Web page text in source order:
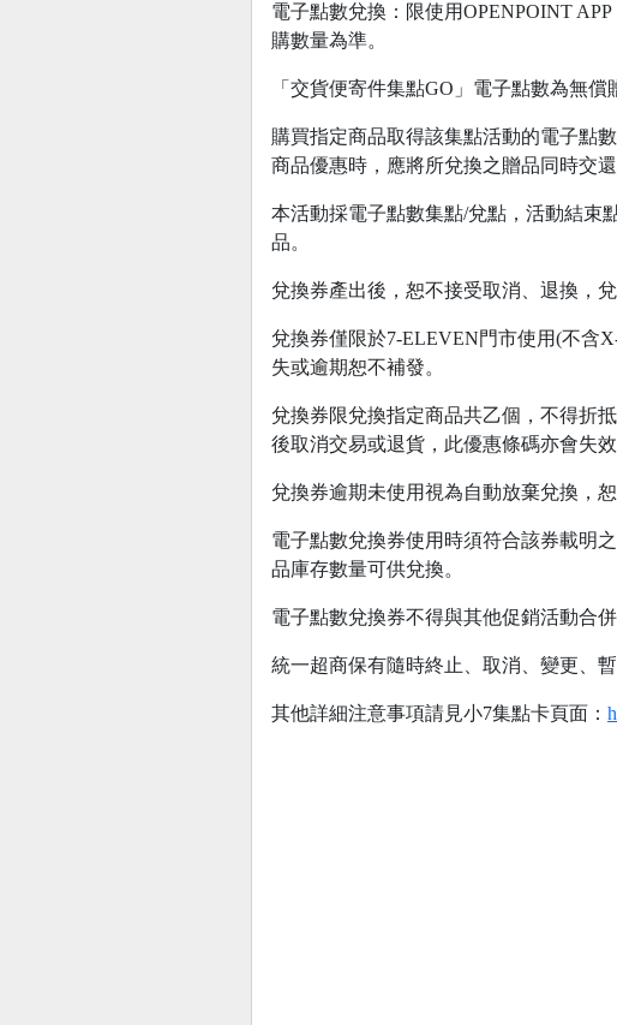
電子點數兌換：限使用OPENPOINT
購數量為準。
「交貨便寄件集點GO」電子點數為無
購買指定商品取得該集點活動的電子點
商品優惠時，應將所兌換之贈品同時交
本活動採電子點數集點/兌點，活動結束
品。
兌換券產出後，恕不接受取消、退換，
兌換券僅限於7-ELEVEN門市使用(不含
失或逾期恕不補發。
兌換券限兌換指定商品共乙個，不得折
後取消交易或退貨，此優惠條碼亦會失效)
兌換券逾期未使用視為自動放棄兌換，
電子點數兌換券使用時須符合該券載明
品庫存數量可供兌換。
電子點數兌換券不得與其他促銷活動合併
統一超商保有隨時終止、取消、變更、
其他詳細注意事項請見小7集點卡頁面：